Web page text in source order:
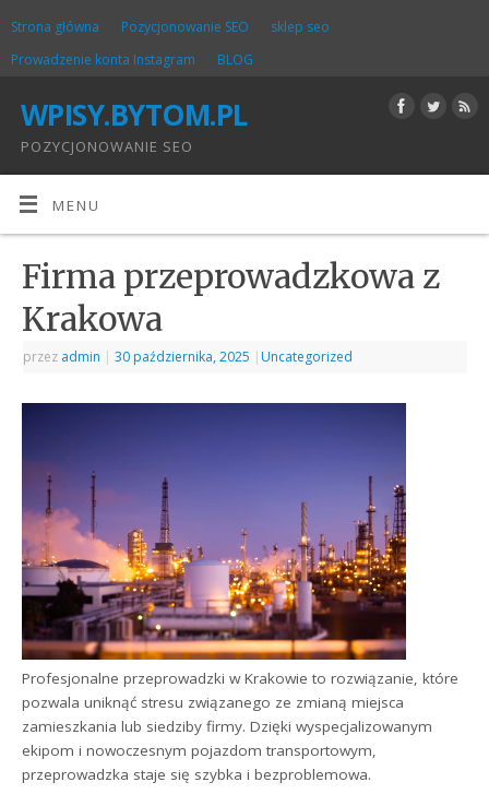
Strona główna Pozycjonowanie SEO
sklep seo
Prowadzenie konta Instagram
BLOG
WPISY.BYTOM.PL
POZYCJONOWANIE SEO
MENU
Firma przeprowadzkowa z
Krakowa
przez admin | 30 października, 2025 | Uncategorized
Profesjonalne przeprowadzki w Krakowie to rozwiązanie, które
pozwala uniknąć stresu związanego ze zmianą miejsca
zamieszkania lub siedziby firmy. Dzięki wyspecjalizowanym
ekipom i nowoczesnym pojazdom transportowym,
przeprowadzka staje się szybka i bezproblemowa.